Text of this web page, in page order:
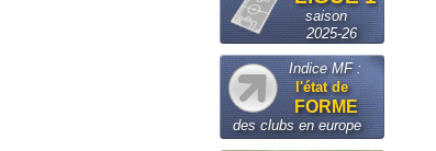
saison
2025-26
Indice MF :
l'état de
FORME
des clubs en europe